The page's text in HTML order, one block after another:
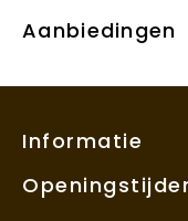
Aanbiedingen
Informatie